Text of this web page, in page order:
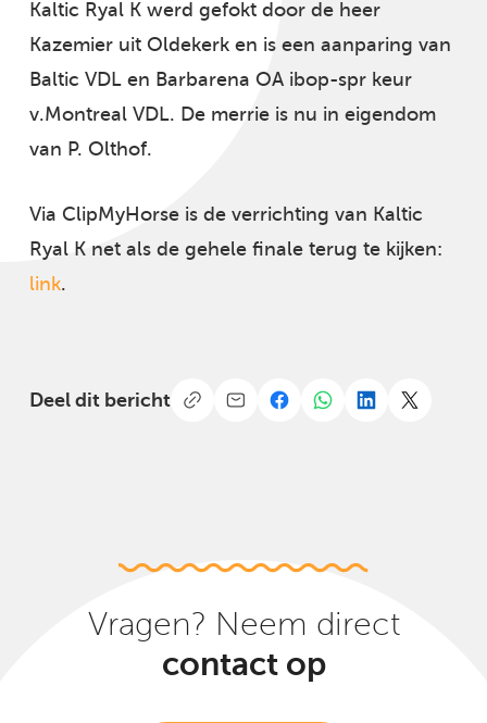
Kaltic Ryal K werd gefokt door de heer
Kazemier uit Oldekerk en is een aanparing van
Baltic VDL en Barbarena OA ibop-spr keur
v.Montreal VDL. De merrie is nu in eigendom
van P. Olthof.
Via ClipMyHorse is de verrichting van Kaltic
Ryal K net als de gehele finale terug te kijken:
link.
Deel dit bericht
Vragen? Neem direct
contact op